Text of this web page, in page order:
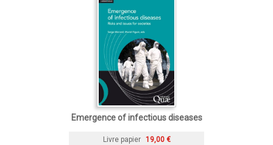
Emergence of infectious diseases
Livre papier 19,00 €